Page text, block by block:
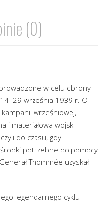
(0)
w celu obrony
września 1939 r. O
kampanii wrześniowej,
i materiałowa wojsk
do czasu, gdy
środki potrzebne do pomocy
Thommée uzyskał
legendarnego cyklu